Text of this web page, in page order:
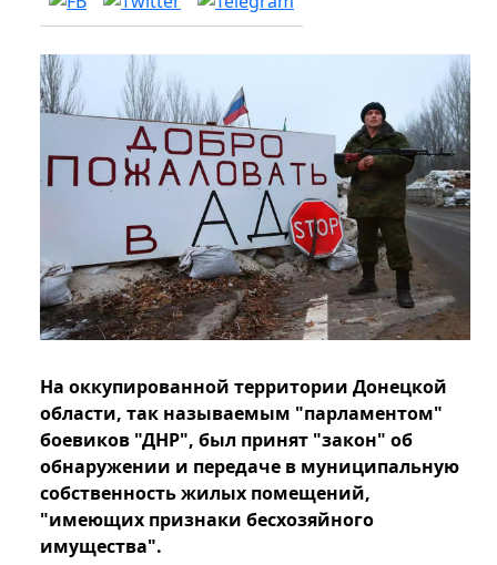
На оккупированной территории Донецкой
области, так называемым "парламентом"
боевиков "ДНР", был принят "закон" об
обнаружении и передаче в муниципальную
собственность жилых помещений,
"имеющих признаки бесхозяйного
имущества".